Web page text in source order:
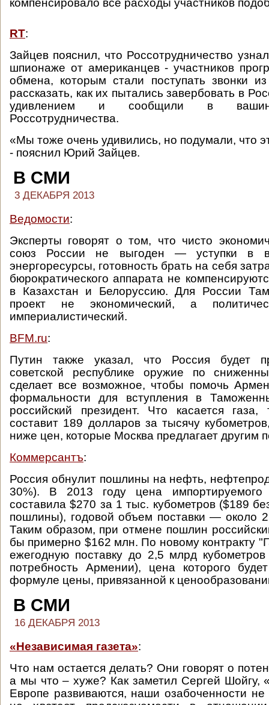
компенсировало все расходы участников
RT:
Зайцев пояснил, что Россотрудничество
шпионаже от американцев - участников
обмена, которым стали поступать звонки
рассказать, как их пытались завербовать в
удивлением и сообщили в
Россотрудничества.
«Мы тоже очень удивились, но подумали, что
- пояснил Юрий Зайцев.
В СМИ
3 ДЕКАБРЯ 2013
Ведомости:
Эксперты говорят о том, что чисто
союз России не выгоден — уступки в
энергоресурсы, готовность брать на себя
бюрократического аппарата не
в Казахстан и Белоруссию. Для России
проект не экономический, а
империалистический.
BFM.ru:
Путин также указал, что Россия будет
советской республике оружие по
сделает все возможное, чтобы помочь
формальности для вступления в
российский президент. Что касается газа,
составит 189 долларов за тысячу
ниже цен, которые Москва предлагает другим
Коммерсантъ:
Россия обнулит пошлины на нефть,
30%). В 2013 году цена
составила $270 за 1 тыс. кубометров ($189
пошлины), годовой объем поставки — около
Таким образом, при отмене пошлин
бы примерно $162 млн. По новому контракту
ежегодную поставку до 2,5 млрд кубометров
потребность Армении), цена которого
формуле цены, привязанной к
В СМИ
16 ДЕКАБРЯ 2013
«Независимая газета»:
Что нам остается делать? Они говорят о
а мы что – хуже? Как заметил Сергей
Европе развиваются, наши озабоченности